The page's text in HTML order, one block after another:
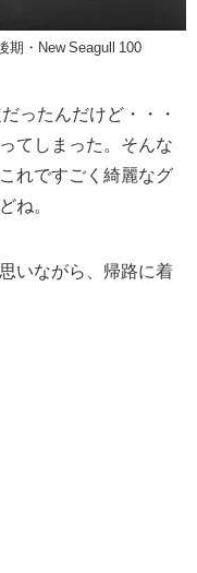
期・New Seagull 100
ったんだけど・・・
てしまった。そんな
れですごく綺麗なグ
ね。
いながら、帰路に着